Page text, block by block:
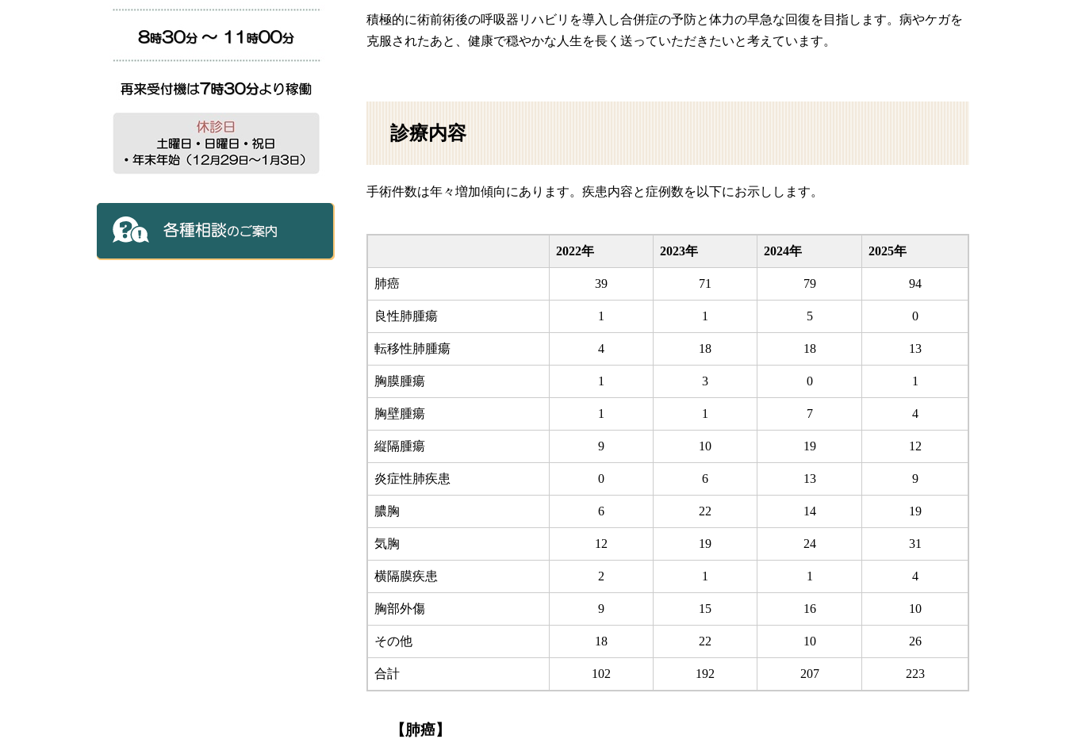
積極的に術前術後の呼吸器リハビリを導入し合併症の予防と体力の早急な回復を目指します。病やケガを
克服されたあと、健康で穏やかな人生を長く送っていただきたいと考えています。
診療内容
手術件数は年々増加傾向にあります。疾患内容と症例数を以下にお示しします。
2022年 2023年 2024年 2025年
肺癌 39 71 79 94
良性肺腫瘍 1 1 5 0
転移性肺腫瘍 4 18 18 13
胸膜腫瘍 1 3 0 1
胸壁腫瘍 1 1 7 4
縦隔腫瘍 9 10 19 12
炎症性肺疾患 0 6 13 9
膿胸 6 22 14 19
気胸 12 19 24 31
横隔膜疾患 2 1 1 4
胸部外傷 9 15 16 10
その他 18 22 10 26
合計 102 192 207 223
【肺癌】